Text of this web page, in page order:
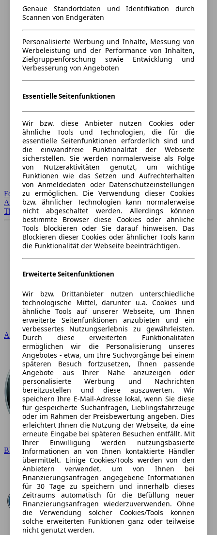
Forum Startseite
Alle Auto-Foren
Themen-Forum
Audi
BMW
Genaue Standortdaten und Identifikation durch
Scannen von Endgeräten
Personalisierte Werbung und Inhalte, Messung von
Werbeleistung und der Performance von Inhalten,
Zielgruppenforschung sowie Entwicklung und
Verbesserung von Angeboten
Essentielle Seitenfunktionen
Wir bzw. diese Anbieter nutzen Cookies oder
ähnliche Tools und Technologien, die für die
essentielle Seitenfunktionen erforderlich sind und
die einwandfreie Funktionalität der Webseite
sicherstellen. Sie werden normalerweise als Folge
von Nutzeraktivitäten genutzt, um wichtige
Funktionen wie das Setzen und Aufrechterhalten
von Anmeldedaten oder Datenschutzeinstellungen
zu ermöglichen. Die Verwendung dieser Cookies
bzw. ähnlicher Technologien kann normalerweise
nicht abgeschaltet werden. Allerdings können
bestimmte Browser diese Cookies oder ähnliche
Tools blockieren oder Sie darauf hinweisen. Das
Blockieren dieser Cookies oder ähnlicher Tools kann
die Funktionalität der Webseite beeinträchtigen.
Erweiterte Seitenfunktionen
Wir bzw. Drittanbieter nutzen unterschiedliche
technologische Mittel, darunter u.a. Cookies und
ähnliche Tools auf unserer Webseite, um Ihnen
erweiterte Seitenfunktionen anzubieten und ein
verbessertes Nutzungserlebnis zu gewährleisten.
Durch diese erweiterten Funktionalitäten
ermöglichen wir die Personalisierung unseres
Angebotes - etwa, um Ihre Suchvorgänge bei einem
späteren Besuch fortzusetzen, Ihnen passende
Angebote aus Ihrer Nähe anzuzeigen oder
personalisierte Werbung und Nachrichten
bereitzustellen und diese auszuwerten. Wir
speichern Ihre E-Mail-Adresse lokal, wenn Sie diese
für gespeicherte Suchanfragen, Lieblingsfahrzeuge
oder im Rahmen der Preisbewertung angeben. Dies
erleichtert Ihnen die Nutzung der Webseite, da eine
erneute Eingabe bei späteren Besuchen entfällt. Mit
Ihrer Einwilligung werden nutzungsbasierte
Informationen an von Ihnen kontaktierte Händler
übermittelt. Einige Cookies/Tools werden von den
Anbietern verwendet, um von Ihnen bei
Finanzierungsanfragen angegebene Informationen
für 30 Tage zu speichern und innerhalb dieses
Zeitraums automatisch für die Befüllung neuer
Finanzierungsanfragen wiederzuverwenden. Ohne
die Verwendung solcher Cookies/Tools können
solche erweiterten Funktionen ganz oder teilweise
nicht genutzt werden.